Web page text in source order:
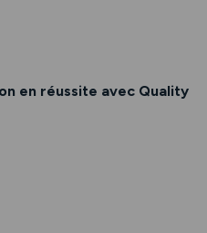
en réussite avec Quality